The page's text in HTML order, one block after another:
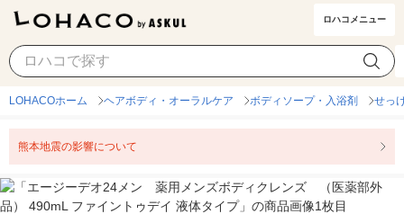
ロハコメニュー
LOHACOホーム ヘアボディ・オーラルケア ボディソープ・入浴剤 せっ
熊本地震の影響について